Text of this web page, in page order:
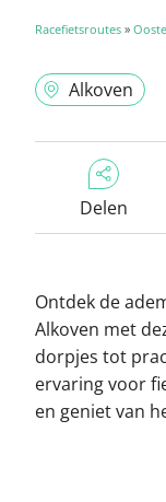
Racefietsroutes »
Alkoven
Delen
Ontdek de
Alkoven met
dorpjes tot
ervaring voor
en geniet van